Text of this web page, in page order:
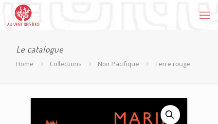
Le catalogue
Home Collections Noir Pacifique Terre rouge